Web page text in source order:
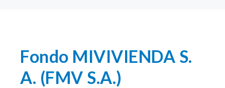
Fondo MIVIVIENDA S.
A. (FMV S.A.)